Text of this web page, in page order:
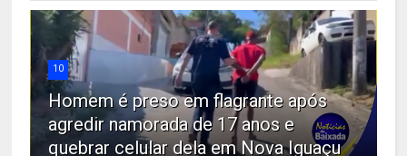
10
Homem é preso em flagrante após
agredir namorada de 17 anos e
quebrar celular dela em Nova Iguaçu